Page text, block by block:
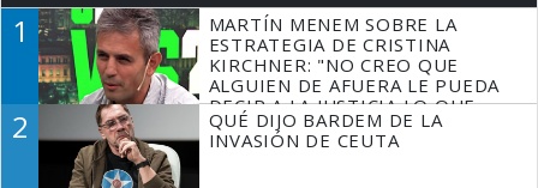
1
MARTÍN MENEM SOBRE LA
ESTRATEGIA DE CRISTINA
KIRCHNER: "NO CREO QUE
ALGUIEN DE AFUERA LE PUEDA
DECIR A LA JUSTICIA LO QUE
TIENE QUE HACER"
2
QUÉ DIJO BARDEM DE LA
INVASIÓN DE CEUTA